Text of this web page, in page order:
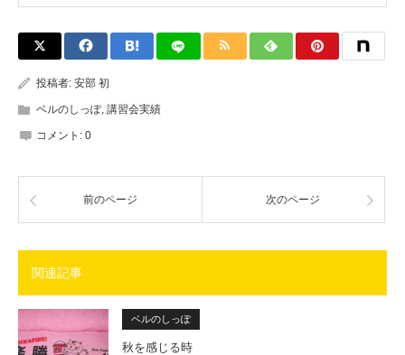
投稿者: 安部 初
ベルのしっぽ, 講習会実績
コメント: 0
前のページ 次のページ
関連記事
ベルのしっぽ
秋を感じる時